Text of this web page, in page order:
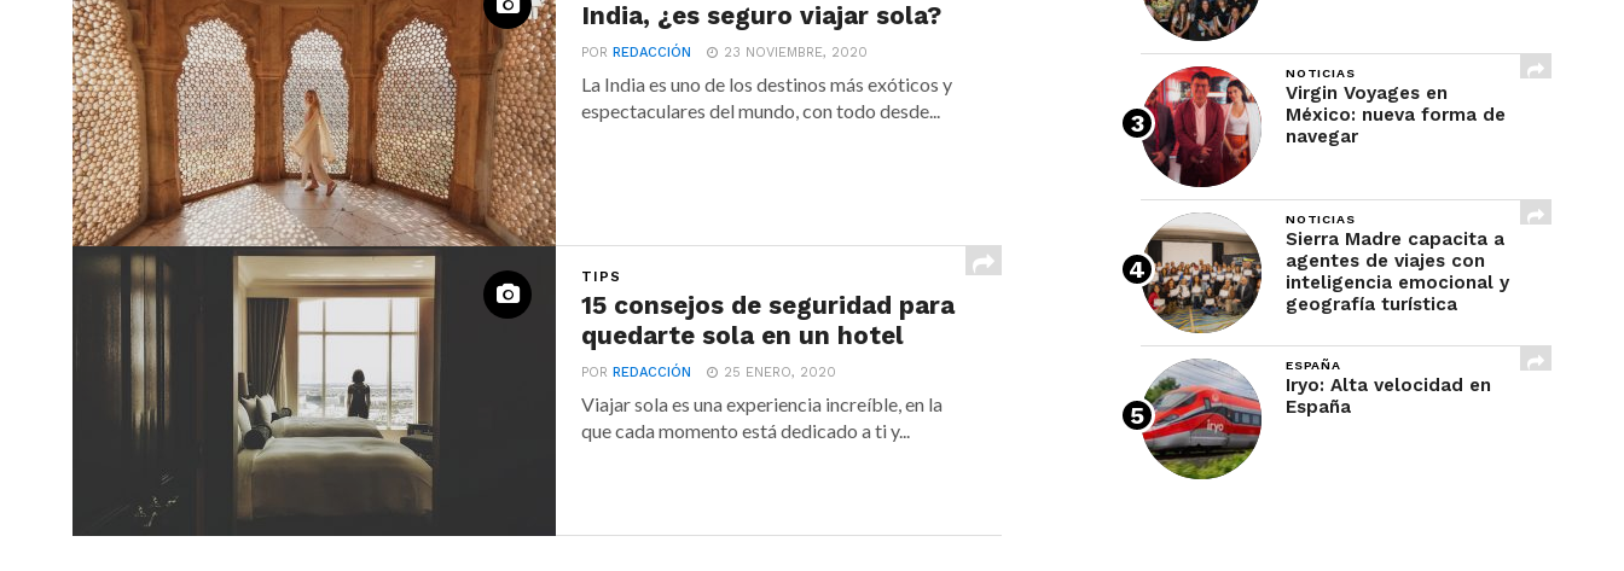
India, ¿es seguro viajar sola?
PORREDACCIÓN 23 NOVIEMBRE, 2020
La India es uno de los destinos más exóticos y
espectaculares del mundo, con todo desde...
TIPS
15 consejos de seguridad para
quedarte sola en un hotel
PORREDACCIÓN 25 ENERO, 2020
Viajar sola es una experiencia increíble, en la
que cada momento está dedicado a ti y...
NOTICIAS
Virgin Voyages en
México: nueva forma de
navegar
NOTICIAS
Sierra Madre capacita a
agentes de viajes con
inteligencia emocional y
geografía turística
ESPAÑA
Iryo: Alta velocidad en
España